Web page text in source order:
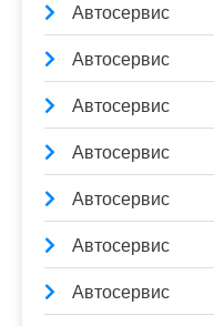
Автосервис
Автосервис
Автосервис
Автосервис
Автосервис
Автосервис
Автосервис